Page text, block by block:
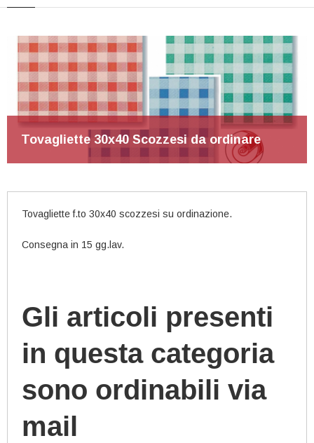
Tovagliette 30x40 Scozzesi da ordinare
Tovagliette f.to 30x40 scozzesi su ordinazione.
Consegna in 15 gg.lav.
Gli articoli presenti
in questa categoria
sono ordinabili via
mail